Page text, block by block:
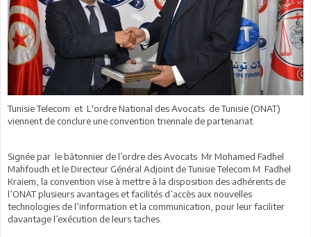
Tunisie Telecom et L'ordre National des Avocats de Tunisie (ONAT)
viennent de conclure une convention triennale de partenariat.
Signée par le bâtonnier de l’ordre des Avocats Mr Mohamed Fadhel
Mahfoudh et le Directeur Général Adjoint de Tunisie Telecom M. Fadhel
Kraiem, la convention vise à mettre à la disposition des adhérents de
l’ONAT plusieurs avantages et facilités d’accès aux nouvelles
technologies de l’information et la communication, pour leur faciliter
davantage l’exécution de leurs taches.